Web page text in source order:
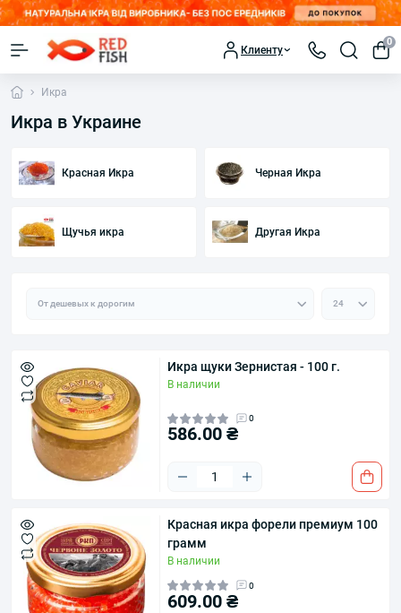
Клиенту
0
Икра
Икра в Украине
Красная Икра Черная Икра
Щучья икра Другая Икра
Икра щуки Зернистая - 100 г.
В наличии
0
586.00 ₴
Красная икра форели премиум 100
грамм
В наличии
0
609.00 ₴